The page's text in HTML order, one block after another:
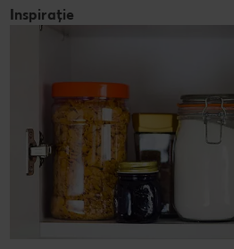
Inspirație